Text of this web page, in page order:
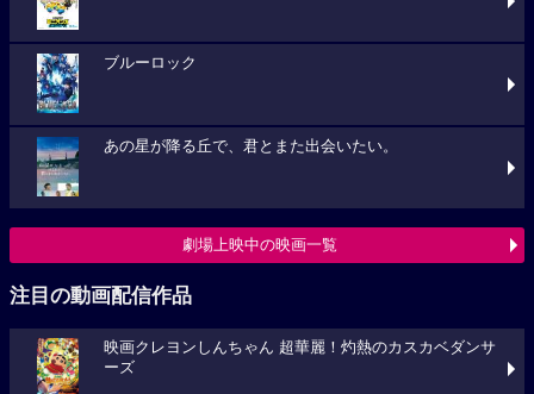
ブルーロック
あの星が降る丘で、君とまた出会いたい。
劇場上映中の映画一覧
注目の動画配信作品
映画クレヨンしんちゃん 超華麗！灼熱のカスカベダンサ
ーズ